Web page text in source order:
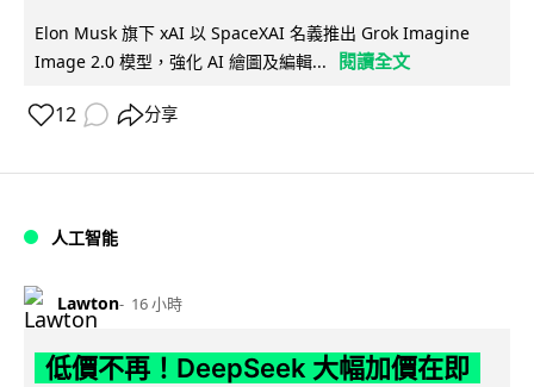
Elon Musk 旗下 xAI 以 SpaceXAI 名義推出 Grok Imagine
Image 2.0 模型，強化 AI 繪圖及編輯...
閱讀全文
12 分享
人工智能
Lawton 16 小時
低價不再！DeepSeek 大幅加價在即